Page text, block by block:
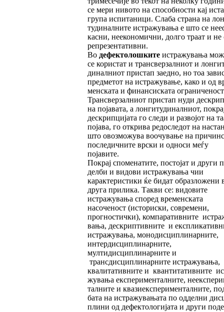
се мери нивото на способности кај иста
група испитаници. Слаба страна на
ту­ди­налните истражувања е што се
касни, неекономични, долго траат и не
репрезентативни.
Во дефектолошките истражувања
се користат и трансверзалниот и
диналниот пристап заедно, но тоа
предметот на истражување, како и од
мен­ската и финансиската
Тран­­сверзалниот пристап нуди
на појавата, а лонгитудиналниот,
дес­крипцијата го следи и развојот на
појава, го открива редоследот на
што овозможува воочување на
после­дичните врски и односи меѓу
појавите.
Покрај споменатите, постојат и други
дел­би и видови истражувања чии
карактерис­ти­ки ќе бидат образложени
друга прилика. Такви се: видовите
истражувања според вре­мен­ската
насоченост (историски, совре­ме­ни,
прогностички), компаративните
ва­ња, дескриптивните и
ис­тра­жу­вања, монодисциплинарните,
интер­дис­­циплинарните,
мултидисциплинар­ните и
трансдисциплинарните истражувања,
квали­та­тивните и квантитативните
жувања­ експерименталните,
тал­­­ните и квазиексперименталните,
ба­­та на ис­тра­жувањата по одделни
пли­ни од де­фектологијата и други